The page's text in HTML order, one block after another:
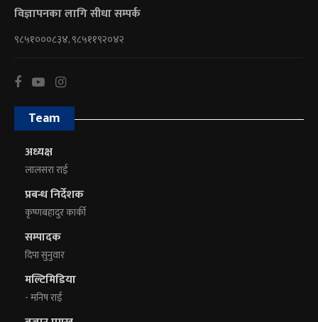
विज्ञापनका लागि सीधा सम्पर्क
९८५१०००८३४, ९८५११९२०४२
Team
अध्यक्ष
लालसरा राई
प्रबन्ध निर्देशक
कृष्णबहादुर कार्की
सम्पादक
दिपा सुनुवार
मल्टिमिडिया
- मनिष राई